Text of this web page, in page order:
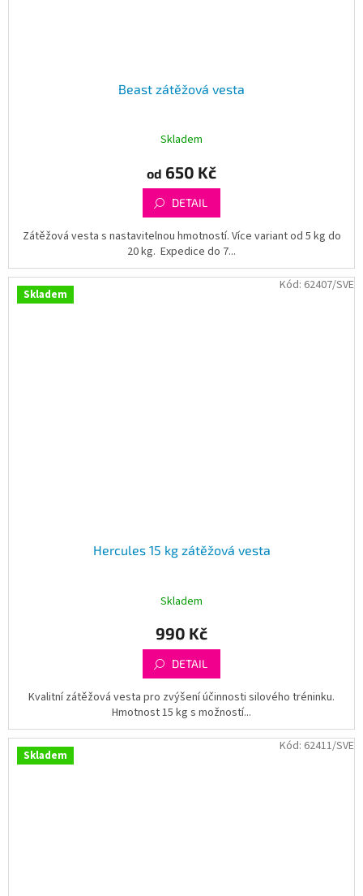
Beast zátěžová vesta
Skladem
od 650 Kč
DETAIL
Zátěžová vesta s nastavitelnou hmotností. Více variant od 5 kg do
20 kg. Expedice do 7...
Skladem
Hercules 15 kg zátěžová vesta
Skladem
990 Kč
DETAIL
Kvalitní zátěžová vesta pro zvýšení účinnosti silového tréninku.
Hmotnost 15 kg s možností...
Kód: 62407/SVE
Skladem
Kód: 62411/SVE